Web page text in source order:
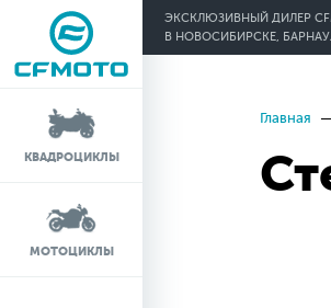
ЭКСКЛЮЗИВНЫЙ ДИЛЕР
В НОВОСИБИРСКЕ,
КВАДРОЦИКЛЫ
МОТОЦИКЛЫ
0% Главная